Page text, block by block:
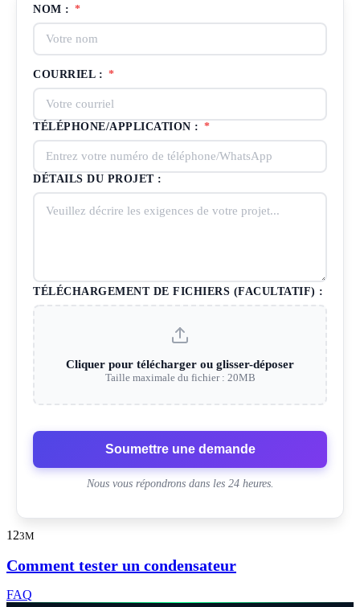
NOM : *
COURRIEL : *
TÉLÉPHONE/APPLICATION : *
DÉTAILS DU PROJET :
TÉLÉCHARGEMENT DE FICHIERS (FACULTATIF) :
Cliquer pour télécharger ou glisser-déposer
Taille maximale du fichier : 20MB
Soumettre une demande
Nous vous répondrons dans les 24 heures.
123M
Comment tester un condensateur
FAQ